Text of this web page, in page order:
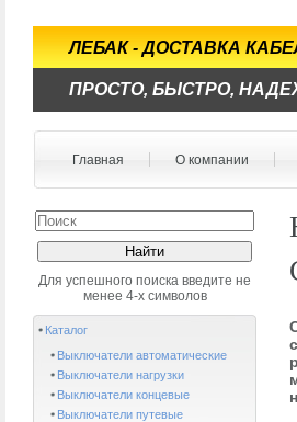
ЛЕБАК - ДОСТАВКА
ПРОСТО, БЫСТРО,
Главная О компании
Для успешного поиска введите не
менее 4-х символов
Каталог
Выключатели автоматические
Выключатели нагрузки
Выключатели концевые
Выключатели путевые